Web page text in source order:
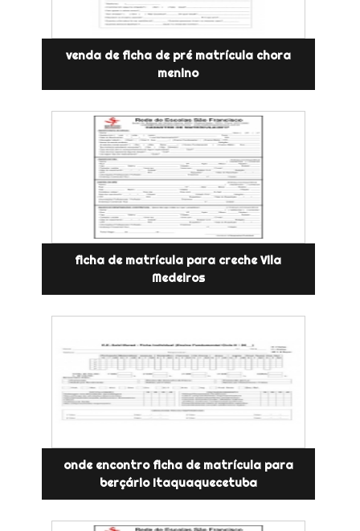
venda de ficha de pré matrícula chora
menino
ficha de matrícula para creche Vila
Medeiros
onde encontro ficha de matrícula para
berçário Itaquaquecetuba